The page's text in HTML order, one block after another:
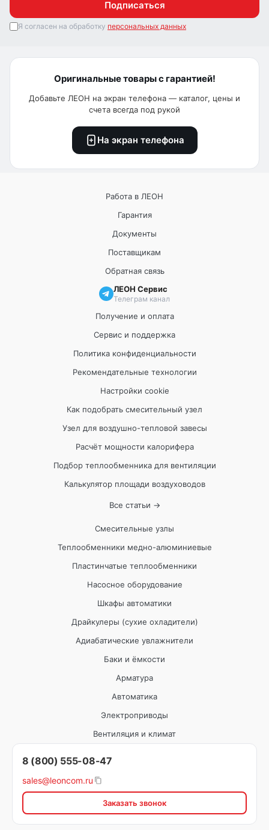
Подписаться
Я согласен на обработку персональных данных
Оригинальные товары с гарантией!
Добавьте ЛЕОН на экран телефона — каталог, цены и
счета всегда под рукой
На экран телефона
Работа в ЛЕОН
Гарантия
Документы
Поставщикам
Обратная связь
ЛЕОН Сервис
Телеграм канал
Получение и оплата
Сервис и поддержка
Политика конфиденциальности
Рекомендательные технологии
Настройки cookie
Как подобрать смесительный узел
Узел для воздушно-тепловой завесы
Расчёт мощности калорифера
Подбор теплообменника для вентиляции
Калькулятор площади воздуховодов
Все статьи →
Смесительные узлы
Теплообменники медно-алюминиевые
Пластинчатые теплообменники
Насосное оборудование
Шкафы автоматики
Драйкулеры (сухие охладители)
Адиабатические увлажнители
Баки и ёмкости
Арматура
Автоматика
Электроприводы
Вентиляция и климат
8 (800) 555-08-47
sales@leoncom.ru
Заказать звонок